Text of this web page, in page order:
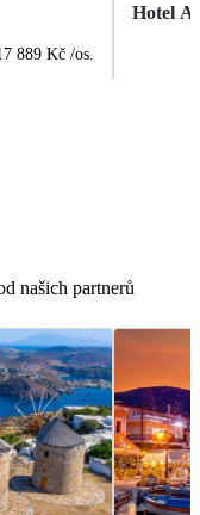
889 Kč /os.
Hotel
našich partnerů